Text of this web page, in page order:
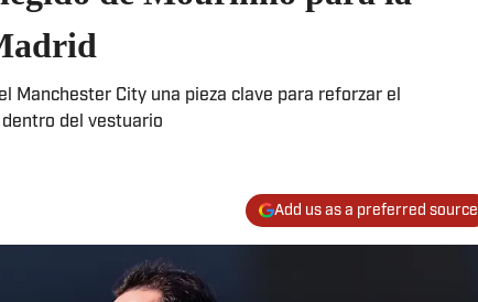
Manchester City una pieza clave para reforzar el
del vestuario
Add us as a preferred source